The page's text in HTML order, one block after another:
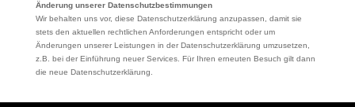
Änderung unserer Datenschutzbestimmungen
Wir behalten uns vor, diese Datenschutzerklärung anzupassen, damit sie
stets den aktuellen rechtlichen Anforderungen entspricht oder um
Änderungen unserer Leistungen in der Datenschutzerklärung umzusetzen,
z.B. bei der Einführung neuer Services. Für Ihren erneuten Besuch gilt dann
die neue Datenschutzerklärung.